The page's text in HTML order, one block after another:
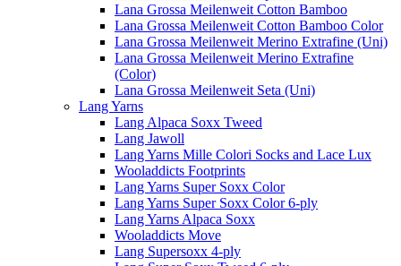
Lana Grossa Meilenweit Cotton Bamboo
Lana Grossa Meilenweit Cotton Bamboo Color
Lana Grossa Meilenweit Merino Extrafine (Uni)
Lana Grossa Meilenweit Merino Extrafine
(Color)
Lana Grossa Meilenweit Seta (Uni)
Lang Yarns
Lang Alpaca Soxx Tweed
Lang Jawoll
Lang Yarns Mille Colori Socks and Lace Lux
Wooladdicts Footprints
Lang Yarns Super Soxx Color
Lang Yarns Super Soxx Color 6-ply
Lang Yarns Alpaca Soxx
Wooladdicts Move
Lang Supersoxx 4-ply